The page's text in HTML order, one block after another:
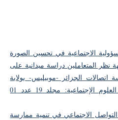
الاجتماعية في تحسين الصورة
نظر المتعاملين دراسة ميدانية على
الجزائر -موبيليس- بولاية
مجلة الآداب و العلوم الإجتماعية: مجلد 19 عدد 01
الاجتماعي في تنمية ممارسة